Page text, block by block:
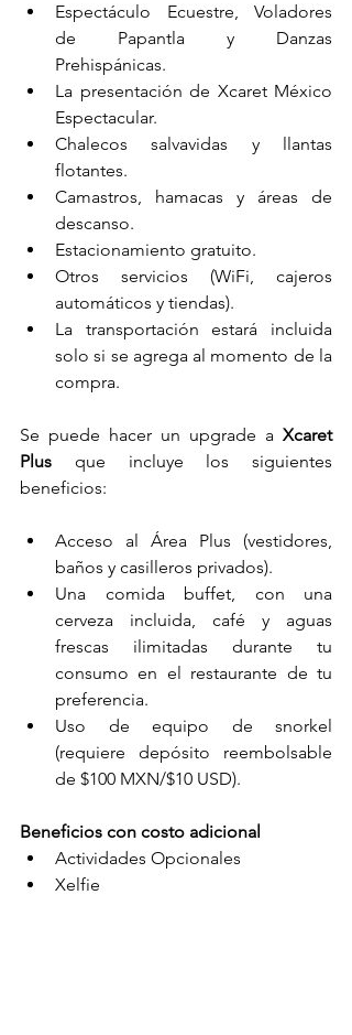
Espectáculo Ecuestre, Voladores
de Papantla y Danzas
Prehispánicas.
La presentación de Xcaret México
Espectacular.
Chalecos salvavidas y llantas
flotantes.
Camastros, hamacas y áreas de
descanso.
Estacionamiento gratuito.
Otros servicios (WiFi, cajeros
automáticos y tiendas).
La transportación estará incluida
solo si se agrega al momento de la
compra.
Se puede hacer un upgrade a Xcaret
Plus que incluye los siguientes
beneficios:
Acceso al Área Plus (vestidores,
baños y casilleros privados).
Una comida buffet, con una
cerveza incluida, café y aguas
frescas ilimitadas durante tu
consumo en el restaurante de tu
preferencia.
Uso de equipo de snorkel
(requiere depósito reembolsable
de $100 MXN/$10 USD).
Beneficios con costo adicional
Actividades Opcionales
Xelfie